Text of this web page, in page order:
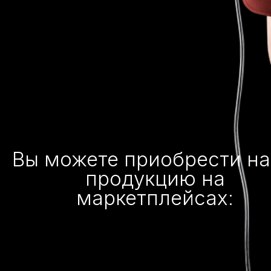
Вы можете приобрести
продукцию на
маркетплейсах: